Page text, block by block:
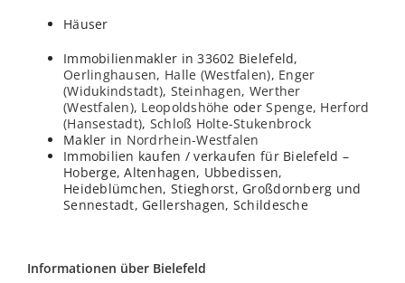
Häuser
Immobilienmakler in 33602 Bielefeld,
Oerlinghausen, Halle (Westfalen), Enger
(Widukindstadt), Steinhagen, Werther
(Westfalen), Leopoldshöhe oderSpenge, Herford
(Hansestadt), Schloß Holte-Stukenbrock
Makler in Nordrhein-Westfalen
Immobilien kaufen / verkaufen für Bielefeld –
Hoberge, Altenhagen, Ubbedissen,
Heideblümchen, Stieghorst, Großdornberg und
Sennestadt, Gellershagen, Schildesche
Informationen über Bielefeld